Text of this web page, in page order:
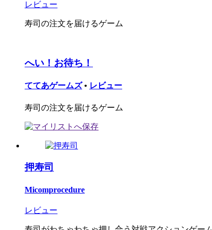
レビュー
寿司の注文を届けるゲーム
へい！お待ち！
ててあゲームズ • レビュー
寿司の注文を届けるゲーム
押寿司
Micomprocedure
レビュー